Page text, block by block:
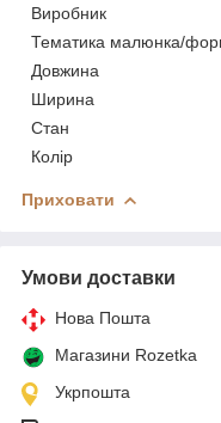
Виробник
Тематика малюнка/
Довжина
Ширина
Стан
Колір
Приховати
Умови доставки
Нова Пошта
Магазини Rozetka
Укрпошта